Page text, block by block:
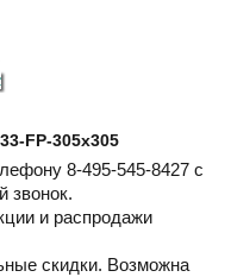
FP-305x305
8-495-545-8427 с
звонок.
и распродажи
скидки. Возможна